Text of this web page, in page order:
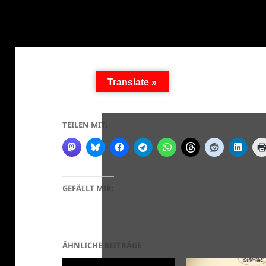
TEILEN MIT:
GEFÄLLT MIR:
ÄHNLICHE BEITRÄGE
Translate »